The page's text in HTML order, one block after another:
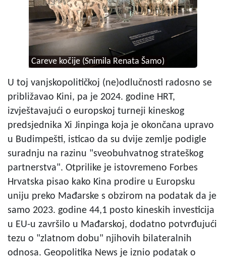
Careve kočije (Snimila Renata Šamo)
U toj vanjskopolitičkoj (ne)odlučnosti radosno se
približavao Kini, pa je 2024. godine HRT,
izvještavajući o europskoj turneji kineskog
predsjednika Xi Jinpinga koja je okončana upravo
u Budimpešti, isticao da su dvije zemlje podigle
suradnju na razinu "sveobuhvatnog strateškog
partnerstva". Otprilike je istovremeno Forbes
Hrvatska pisao kako Kina prodire u Europsku
uniju preko Mađarske s obzirom na podatak da je
samo 2023. godine 44,1 posto kineskih investicija
u EU-u završilo u Mađarskoj, dodatno potvrđujući
tezu o "zlatnom dobu" njihovih bilateralnih
odnosa. Geopolitika News je iznio podatak o